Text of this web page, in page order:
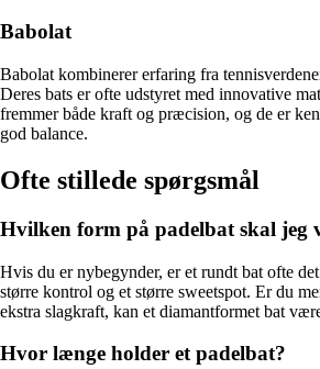
Babolat
Babolat kombinerer erfaring fra
Deres bats er ofte udstyret med innovative
fremmer både kraft og præcision, og de er
god balance.
Ofte stillede spørgsmål
Hvilken form på padelbat skal jeg
Hvis du er nybegynder, er et rundt bat ofte
større kontrol og et større sweetspot. Er du
ekstra slagkraft, kan et diamantformet bat
Hvor længe holder et padelbat?